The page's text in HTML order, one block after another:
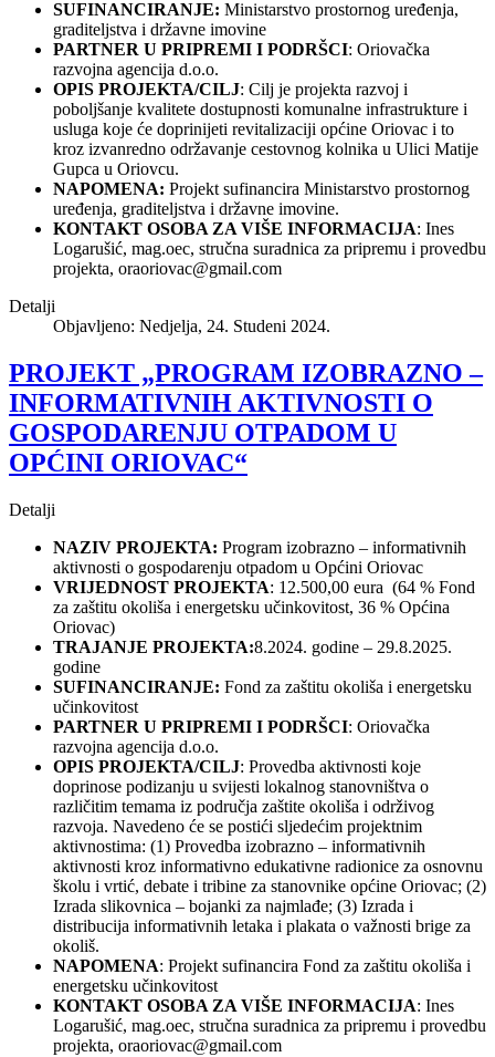
SUFINANCIRANJE: Ministarstvo prostornog uređenja,
graditeljstva i državne imovine
PARTNER U PRIPREMI I PODRŠCI: Oriovačka
razvojna agencija d.o.o.
OPIS PROJEKTA/CILJ: Cilj je projekta razvoj i
poboljšanje kvalitete dostupnosti komunalne infrastrukture i
usluga koje će doprinijeti revitalizaciji općine Oriovac i to
kroz izvanredno održavanje cestovnog kolnika u Ulici Matije
Gupca u Oriovcu.
NAPOMENA: Projekt sufinancira Ministarstvo prostornog
uređenja, graditeljstva i državne imovine.
KONTAKT OSOBA ZA VIŠE INFORMACIJA: Ines
Logarušić, mag.oec, stručna suradnica za pripremu i provedbu
projekta, oraoriovac@gmail.com
Detalji
Objavljeno: Nedjelja, 24. Studeni 2024.
PROJEKT „PROGRAM IZOBRAZNO –
INFORMATIVNIH AKTIVNOSTI O
GOSPODARENJU OTPADOM U
OPĆINI ORIOVAC“
Detalji
NAZIV PROJEKTA: Program izobrazno – informativnih
aktivnosti o gospodarenju otpadom u Općini Oriovac
VRIJEDNOST PROJEKTA: 12.500,00 eura (64 % Fond
za zaštitu okoliša i energetsku učinkovitost, 36 % Općina
Oriovac)
TRAJANJE PROJEKTA:8.2024. godine – 29.8.2025.
godine
SUFINANCIRANJE: Fond za zaštitu okoliša i energetsku
učinkovitost
PARTNER U PRIPREMI I PODRŠCI: Oriovačka
razvojna agencija d.o.o.
OPIS PROJEKTA/CILJ: Provedba aktivnosti koje
doprinose podizanju u svijesti lokalnog stanovništva o
različitim temama iz područja zaštite okoliša i održivog
razvoja. Navedeno će se postići sljedećim projektnim
aktivnostima: (1) Provedba izobrazno – informativnih
aktivnosti kroz informativno edukativne radionice za osnovnu
školu i vrtić, debate i tribine za stanovnike općine Oriovac; (2)
Izrada slikovnica – bojanki za najmlađe; (3) Izrada i
distribucija informativnih letaka i plakata o važnosti brige za
okoliš.
NAPOMENA: Projekt sufinancira Fond za zaštitu okoliša i
energetsku učinkovitost
KONTAKT OSOBA ZA VIŠE INFORMACIJA: Ines
Logarušić, mag.oec, stručna suradnica za pripremu i provedbu
projekta, oraoriovac@gmail.com